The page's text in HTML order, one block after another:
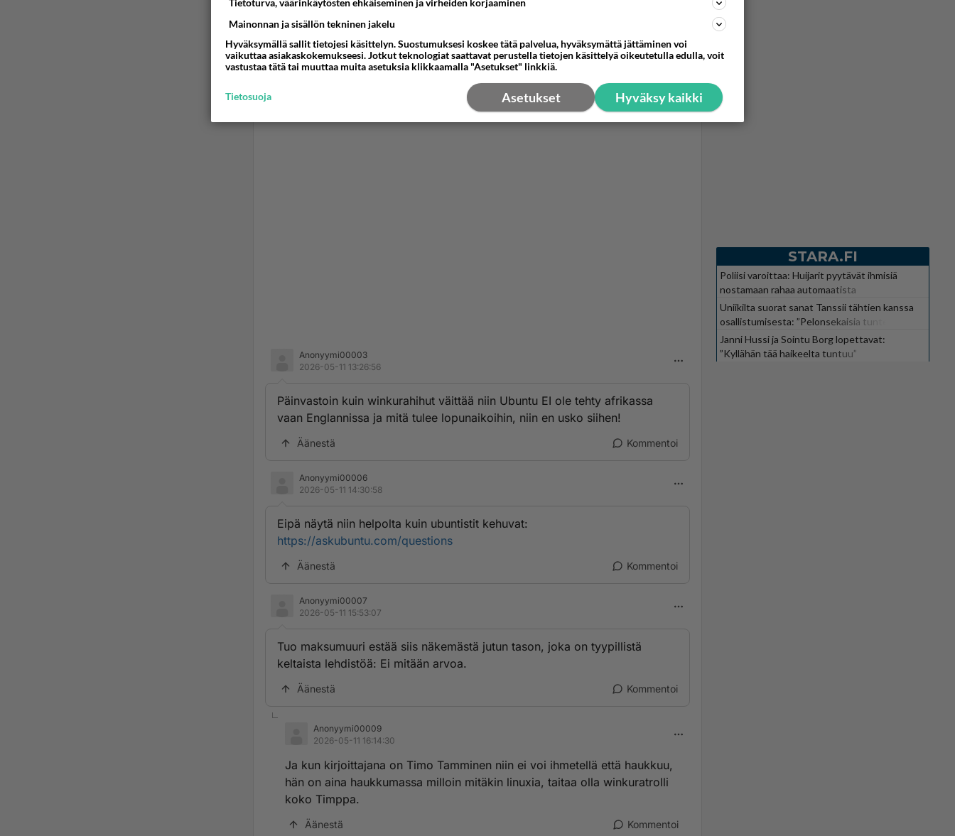
Anonyymi00003
2026-05-11 13:26:56
Päinvastoin kuin winkurahihut väittää niin Ubuntu EI ole tehty afrikassa
vaan Englannissa ja mitä tulee lopunaikoihin, niin en usko siihen!
Äänestä Kommentoi
Anonyymi00006
2026-05-11 14:30:58
Eipä näytä niin helpolta kuin ubuntistit kehuvat:
https://askubuntu.com/questions
Äänestä Kommentoi
Anonyymi00007
2026-05-11 15:53:07
Tuo maksumuuri estää siis näkemästä jutun tason, joka on tyypillistä
keltaista lehdistöä: Ei mitään arvoa.
Äänestä Kommentoi
Anonyymi00009
2026-05-11 16:14:30
Ja kun kirjoittajana on Timo Tamminen niin ei voi ihmetellä että haukkuu,
hän on aina haukkumassa milloin mitäkin linuxia, taitaa olla winkuratrolli
koko Timppa.
Äänestä Kommentoi
STARA.FI
Poliisi varoittaa: Huijarit pyytävät ihmisiä
nostamaan rahaa automaatista
Uniikilta suorat sanat Tanssii tähtien kanssa
osallistumisesta: ”Pelonsekaisia tunteita”
Janni Hussi ja Sointu Borg lopettavat:
”Kyllähän tää haikeelta tuntuu”
Tietoturva, väärinkäytösten ehkäiseminen ja virheiden korjaaminen
Mainonnan ja sisällön tekninen jakelu
Hyväksymällä sallit tietojesi käsittelyn. Suostumuksesi koskee tätä palvelua, hyväksymättä jättäminen voi
vaikuttaa asiakaskokemukseesi. Jotkut teknologiat saattavat perustella tietojen käsittelyä oikeutetulla edulla, voit
vastustaa tätä tai muuttaa muita asetuksia klikkaamalla "Asetukset" linkkiä.
Hyväksy kaikki
Asetukset
Tietosuoja